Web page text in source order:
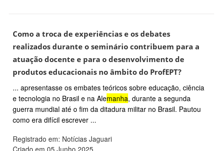
Como a troca de experiências e os debates
realizados durante o seminário contribuem para a
atuação docente e para o desenvolvimento de
produtos educacionais no âmbito do ProfEPT?
... apresentasse os embates teóricos sobre educação, ciência
e tecnologia no Brasil e na Alemanha, durante a segunda
guerra mundial até o fim da ditadura militar no Brasil. Pautou
como era difícil escrever ...
Registrado em: Notícias Jaguari
Criado em 05 Junho 2025